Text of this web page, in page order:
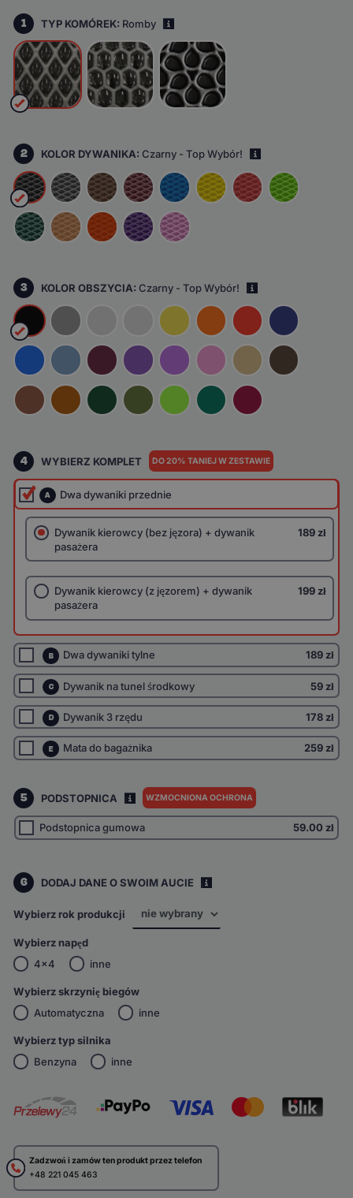
1 TYP KOMÓREK: Romby
2 KOLOR DYWANIKA:Czarny - Top Wybór!
3 KOLOR OBSZYCIA:Czarny - Top Wybór!
4 WYBIERZ KOMPLET DO 20% TANIEJ W ZESTAWIE
A Dwa dywaniki przednie
Dywanik kierowcy (bez jęzora) + dywanik
pasażera
189 zł
Dywanik kierowcy (z jęzorem) + dywanik
pasażera
199 zł
B Dwa dywaniki tylne 189 zł
C Dywanik na tunel środkowy 59 zł
D Dywanik 3 rzędu 178 zł
E Mata do bagażnika 259 zł
5 PODSTOPNICA WZMOCNIONA OCHRONA
Podstopnica gumowa 59.00 zł
6 DODAJ DANE O SWOIM AUCIE
Wybierz rok produkcji
Wybierz napęd
4x4
inne
Wybierz skrzynię biegów
Automatyczna
inne
Wybierz typ silnika
Benzyna
inne
Zadzwoń i zamów ten produkt przez telefon
+48 221 045 463